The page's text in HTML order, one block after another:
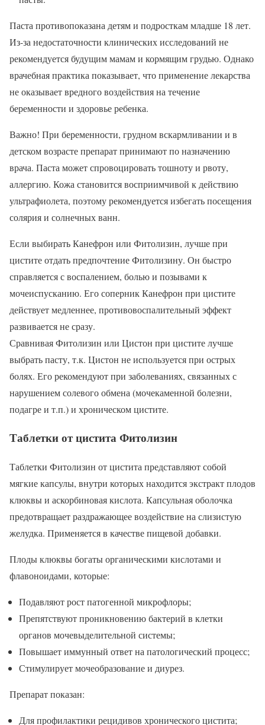
Паста противопоказана детям и подросткам младше 18 лет.
Из-за недостаточности клинических исследований не
рекомендуется будущим мамам и кормящим грудью. Однако
врачебная практика показывает, что применение лекарства
не оказывает вредного воздействия на течение
беременности и здоровье ребенка.
Важно! При беременности, грудном вскармливании и в
детском возрасте препарат принимают по назначению
врача. Паста может спровоцировать тошноту и рвоту,
аллергию. Кожа становится восприимчивой к действию
ультрафиолета, поэтому рекомендуется избегать посещения
солярия и солнечных ванн.
Если выбирать Канефрон или Фитолизин, лучше при
цистите отдать предпочтение Фитолизину. Он быстро
справляется с воспалением, болью и позывами к
мочеиспусканию. Его соперник Канефрон при цистите
действует медленнее, противовоспалительный эффект
развивается не сразу.
Сравнивая Фитолизин или Цистон при цистите лучше
выбрать пасту, т.к. Цистон не используется при острых
болях. Его рекомендуют при заболеваниях, связанных с
нарушением солевого обмена (мочекаменной болезни,
подагре и т.п.) и хроническом цистите.
Таблетки от цистита Фитолизин
Таблетки Фитолизин от цистита представляют собой
мягкие капсулы, внутри которых находится экстракт плодов
клюквы и аскорбиновая кислота. Капсульная оболочка
предотвращает раздражающее воздействие на слизистую
желудка. Применяется в качестве пищевой добавки.
Плоды клюквы богаты органическими кислотами и
флавоноидами, которые:
Подавляют рост патогенной микрофлоры;
Препятствуют проникновению бактерий в клетки
органов мочевыделительной системы;
Повышает иммунный ответ на патологический процесс;
Стимулирует мочеобразование и диурез.
Препарат показан:
Для профилактики рецидивов хронического цистита;